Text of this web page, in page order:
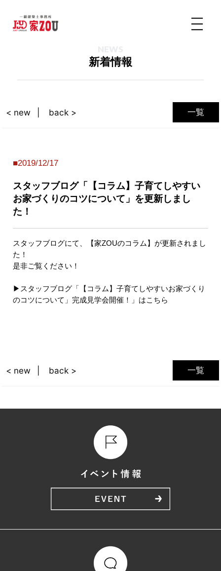
新着情報
一覧
< new back >
2019/12/17
スタッフブログ「【コラム】子育てしやすい
お家づくりのコツについて」を更新しまし
た！
スタッフブログにて、【家ZOUのコラム】が更新されまし
た！
是非ご覧ください！
▶スタッフブログ「【コラム】子育てしやすいお家づくり
のコツについて」完成見学会開催！」はこちら
一覧
< new back >